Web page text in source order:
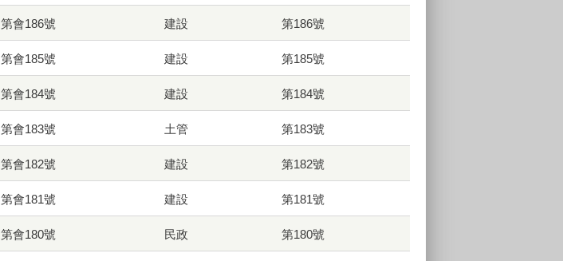
第會186號 建設 第186號
第會185號 建設 第185號
第會184號 建設 第184號
第會183號 土管 第183號
第會182號 建設 第182號
第會181號 建設 第181號
第會180號 民政 第180號